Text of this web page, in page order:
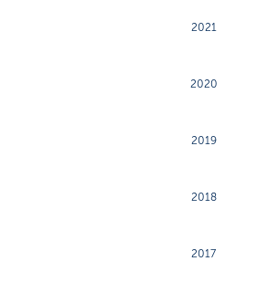
2021
2020
2019
2018
2017